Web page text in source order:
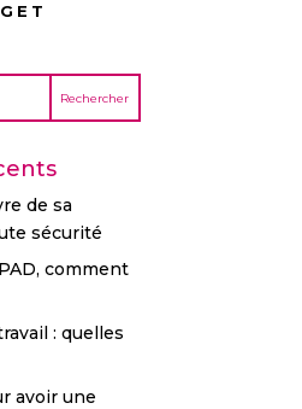
de sa
sécurité
comment
: quelles
avoir une